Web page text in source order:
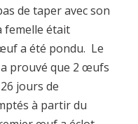
de taper avec son
femelle était
a été pondu. Le
prouvé que 2 œufs
jours de
à partir du